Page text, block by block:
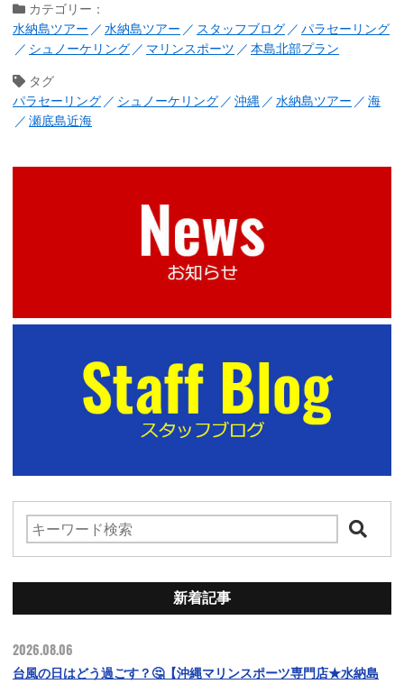
カテゴリー：
水納島ツアー
水納島ツアー スタッフブログ
パラセーリング
シュノーケリング
マリンスポーツ 本島北部プラン
タグ
パラセーリング
シュノーケリング 沖縄 水納島ツアー
海
瀬底島近海
新着記事
2026.08.06
台風の日はどう過ごす？🤔【沖縄マリンスポーツ専門店★水納島